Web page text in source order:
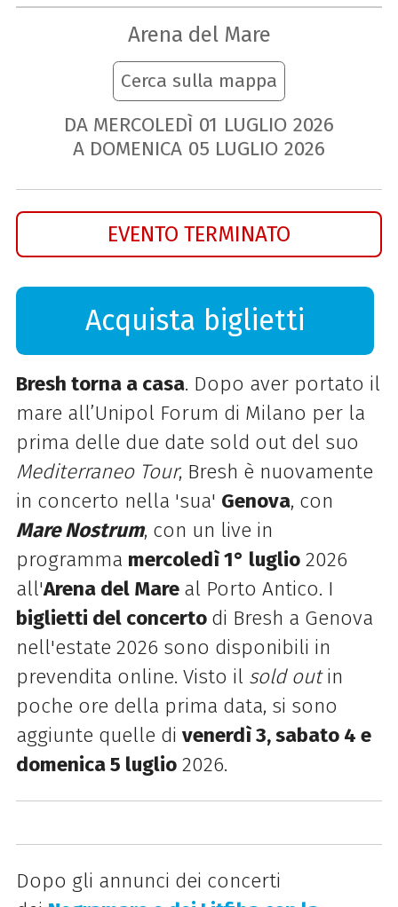
Arena del Mare
Cerca sulla mappa
DA MERCOLEDÌ 01 LUGLIO 2026
A DOMENICA 05 LUGLIO 2026
EVENTO TERMINATO
Acquista biglietti
Bresh torna a casa. Dopo aver portato il
mare all’Unipol Forum di Milano per la
prima delle due date sold out del suo
Mediterraneo Tour, Bresh è nuovamente
in concerto nella 'sua' Genova, con
Mare Nostrum, con un live in
programma mercoledì 1° luglio2026
all'Arena del Mare al Porto Antico. I
biglietti del concerto di Bresh a Genova
nell'estate 2026 sono disponibili in
prevendita online. Visto il sold outin
poche ore della prima data, si sono
aggiunte quelle di venerdì 3, sabato 4 e
domenica 5 luglio2026.
Dopo gli annunci dei concerti